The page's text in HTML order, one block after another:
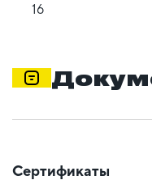
16
Сертификаты